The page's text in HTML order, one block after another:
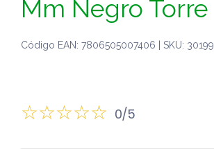
Mm Negro Torre
Código EAN: 7806505007406 | SKU: 30199
0/5